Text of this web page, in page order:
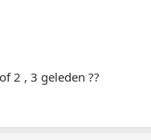
2 , 3 geleden ??